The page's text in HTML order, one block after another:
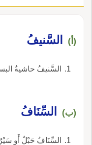
(أ) السَّنيفُ
السَّنيفُ حاشيةُ
(ب) السِّنَافُ
السِّنَافُ حَبْلٌ أَو